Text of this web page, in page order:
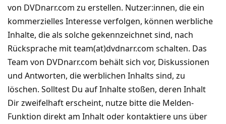
von DVDnarr.com zu erstellen. Nutzer:innen, die ein
kommerzielles Interesse verfolgen, können werbliche
Inhalte, die als solche gekennzeichnet sind, nach
Rücksprache mit team(at)dvdnarr.com schalten. Das
Team von DVDnarr.com behält sich vor, Diskussionen
und Antworten, die werblichen Inhalts sind, zu
löschen. Solltest Du auf Inhalte stoßen, deren Inhalt
Dir zweifelhaft erscheint, nutze bitte die Melden-
Funktion direkt am Inhalt oder kontaktiere uns über